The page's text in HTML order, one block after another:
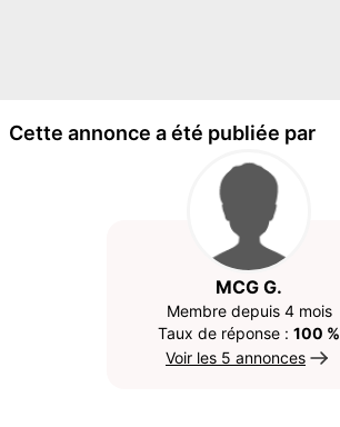
Cette annonce a été publiée par
MCG G.
Membre depuis 4 mois
Taux de réponse : 100 %
Voir les 5 annonces